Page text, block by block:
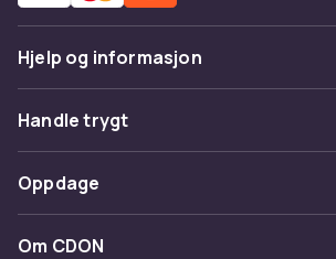
Hjelp og informasjon
Vanlige spørsmål
Spor pakke
Angre & returner her
Kontakt oss
Handle trygt
Betaling
Levering
Oppdage
Kategorier
Om CDON